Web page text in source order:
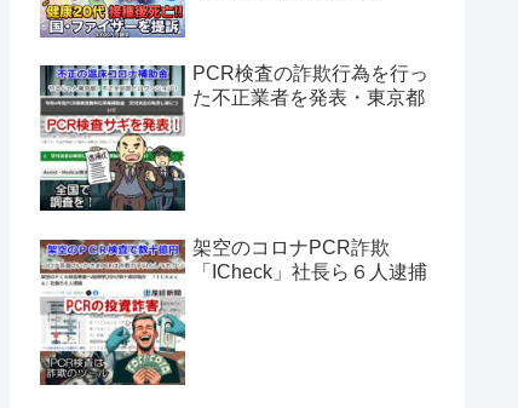
PCR検査の詐欺行為を行っ
た不正業者を発表・東京都
架空のコロナPCR詐欺
「ICheck」社長ら６人逮捕